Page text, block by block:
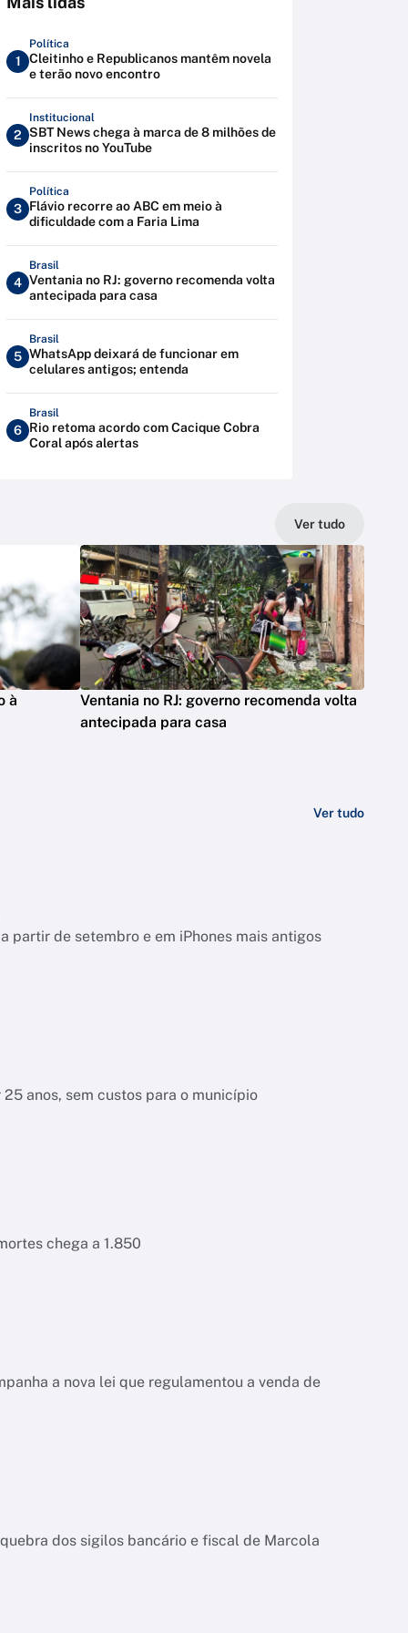
1
Política
Cleitinho e Republicanos mantêm novela
e terão novo encontro
2
Institucional
SBT News chega à marca de 8 milhões de
inscritos no YouTube
3
Política
Flávio recorre ao ABC em meio à
dificuldade com a Faria Lima
4
Brasil
Ventania no RJ: governo recomenda volta
antecipada para casa
5
Brasil
WhatsApp deixará de funcionar em
celulares antigos; entenda
6
Brasil
Rio retoma acordo com Cacique Cobra
Coral após alertas
Ver tudo
à
Ventania no RJ: governo recomenda volta
antecipada para casa
Ver tudo
partir de setembro e em iPhones mais antigos
anos, sem custos para o município
chega a 1.850
a nova lei que regulamentou a venda de
dos sigilos bancário e fiscal de Marcola